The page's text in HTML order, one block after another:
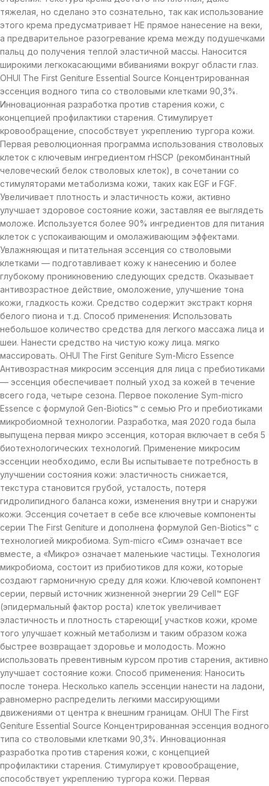
тяжелая, но сделано это сознательно, так как использование
этого крема предусматривает НЕ прямое нанесение на веки,
а предварительное разогревание крема между подушечками
пальц до получения теплой эластичной массы. Наносится
широкими легкокасающими вбиваниями вокруг области глаз.
OHUI The First Geniture Essential Source Концентрированная
эссенция водного типа со стволовыми клетками 90,3%.
Инновационная разработка против старения кожи, с
концепцией профилактики старения. Стимулирует
кровообращение, способствует укреплению тургора кожи.
Первая революционная программа использования стволовых
клеток с ключевым ингредиентом rHSCP (рекомбинантный
человеческий белок стволовых клеток), в сочетании со
стимуляторами метаболизма кожи, таких как EGF и FGF.
Увеличивает плотность и эластичность кожи, активно
улучшает здоровое состояние кожи, заставляя ее выглядеть
моложе. Используется более 90% ингредиентов для питания
клеток с успокаивающим и омолаживающим эффектами.
Увлажняющая и питательная эссенция со стволовыми
клетками — подготавливает кожу к нанесению и более
глубокому проникновению следующих средств. Оказывает
антивозрастное действие, омоложение, улучшение тона
кожи, гладкость кожи. Средство содержит экстракт корня
белого пиона и т.д. Способ применения: Использовать
небольшое количество средства для легкого массажа лица и
шеи. Нанести средство на чистую кожу лица. мягко
массировать. OHUI The First Geniture Sym-Micro Essence
Антивозрастная микросим эссенция для лица с пребиотиками
— эссенция обеспечивает полный уход за кожей в течение
всего года, четыре сезона. Первое поколение Sym-micro
Essence с формулой Gen-Biotics™ с семью Pro и пребиотиками
микробиомной технологии. Разработка, мая 2020 года была
выпущена первая микро эссенция, которая включает в себя 5
биотехнологических технологий. Применение микросим
эссенции необходимо, если Вы испытываете потребность в
улучшении состояния кожи: эластичность снижается,
текстура становится грубой, усталость, потеря
гидролипидного баланса кожи, изменения внутри и снаружи
кожи. Эссенция сочетает в себе все ключевые компоненты
серии The First Geniture и дополнена формулой Gen-Biotics™ с
технологией микробиома. Sym-micro «Сим» означает все
вместе, а «Микро» означает маленькие частицы. Технология
микробиома, состоит из прибиотиков для кожи, которые
создают гармоничную среду для кожи. Ключевой компонент
серии, первый источник жизненной энергии 29 Cell™ EGF
(эпидермальный фактор роста) клеток увеличивает
эластичность и плотность стареющи[ участков кожи, кроме
того улучшает кожный метаболизм и таким образом кожа
быстрее возвращает здоровье и молодость. Можно
использовать превентивным курсом против старения, активно
улучшает состояние кожи. Способ применения: Наносить
после тонера. Несколько капель эссенции нанести на ладони,
равномерно распределить легкими массирующими
движениями от центра к внешним границам. OHUI The First
Geniture Essential Source Концентрированная эссенция водного
типа со стволовыми клетками 90,3%. Инновационная
разработка против старения кожи, с концепцией
профилактики старения. Стимулирует кровообращение,
способствует укреплению тургора кожи. Первая